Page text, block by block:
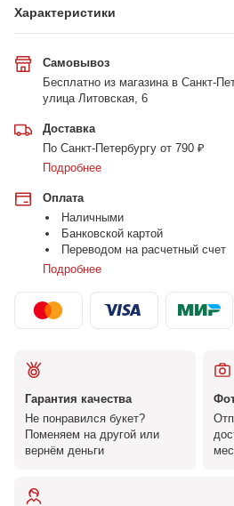
Характеристики
Самовывоз
Бесплатно из магазина в Санкт-
улица Литовская, 6
Доставка
По Санкт-Петербургу от 790 ₽
Подробнее
Оплата
Наличными
Банковской картой
Переводом на расчетный счет
Подробнее
Гарантия качества
Не понравился букет?
Поменяем на другой или
вернём деньги